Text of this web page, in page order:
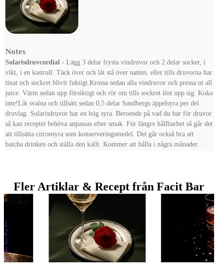
Notes
Solarisdruvcordial - Lägg 3 delar frysta vindruvor och 2 delar socker, i
vikt, i en kastrull. Täck över och låt stå över natten, eller tills druvorna har
tinat och sockret blivit fuktigt.Krossa sedan alla vindruvor och pressa ut all
juice. Värm sedan upp försiktigt och rör om tills sockret löst upp sig. Koka
inte!Låt svalna och tillsätt sedan 0,5 delar Sandbergs äppelsyra per del
druvlag. Solarisdruvor har en hög syra. Beroende på vad du har för druvor
så kan receptet behöva anpassas efter smak. För längre hållbarhet så går det
att tillsätta citronsyra som konserveringsmedel. Det går också bra att
batcha drinken och ställa den kallt. Kommer att hålla i några månader.
Fler Artiklar & Recept från Facit Bar
1
2
3
4
5